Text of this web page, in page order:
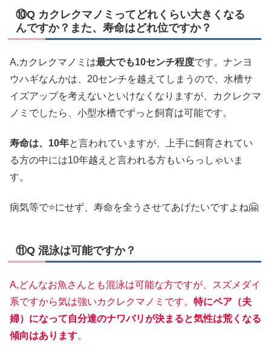
⑩Q カクレクマノミってどれくらい大きくなる
んですか？また、寿命はどれ位ですか？
A,カクレクマノミは最大でも10センチ程度です。ナンヨ
ウハギなんかは、20センチを越えてしまうので、水槽サ
イズアップを考えないといけなくなりますが、カクレクマ
ノミでしたら、小型水槽でずっと飼育は可能です。
寿命は、10年と言われていますが、上手に飼育されてい
る方の中には10年越えと言われる方もいらっしゃいま
す。
病気等で⭐にせず、寿命を全うさせてあげたいですよね🤗
⑪Q 混泳は可能ですか？
A,どんなお魚さんとも混泳は可能な方ですが、スズメダイ
系ですから気は強いカクレクマノミです。 特にペア（夫
婦）になって自分達のナワバリが決まると気性は荒くなる
傾向はあります。